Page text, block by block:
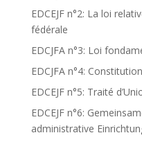
EDCEJF n°2: La loi
fédérale
EDCJFA n°3: Loi
EDCJFA n°4:
EDCEJF n°5: Traité
EDCEJF n°6:
administrative